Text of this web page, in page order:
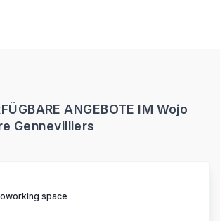
ANGEBOTE IM Wojo
Gennevilliers
space